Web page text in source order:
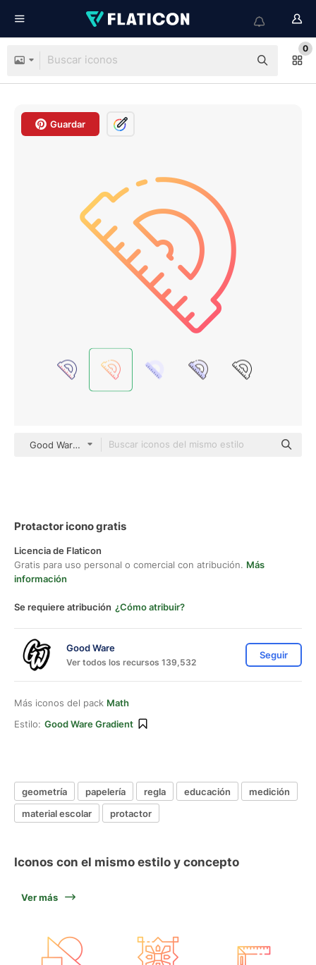
0
Guardar
Good Ware Gradient
Protactor icono gratis
Licencia de Flaticon
Gratis para uso personal o comercial con atribución. Más
información
Se requiere atribución ¿Cómo atribuir?
Good Ware
Ver todos los recursos 139,532
Seguir
Más iconos del pack Math
Estilo: Good Ware Gradient
geometría papelería regla educación
medición
material escolar
protactor
Iconos con el mismo estilo y concepto
Ver más